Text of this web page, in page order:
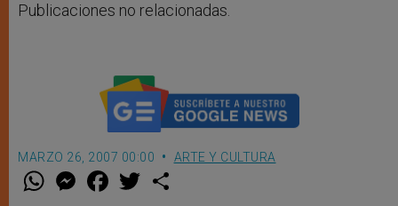
Publicaciones no relacionadas.
MARZO 26, 2007 00:00 ARTE Y CULTURA
W M
e
F
a w